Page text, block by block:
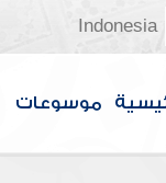
Indonesia
موسوعات